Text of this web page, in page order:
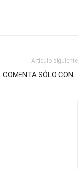
Artículo siguiente
COMENTA SÓLO CON…